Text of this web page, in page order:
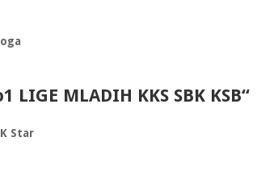
LIGE MLADIH KKS SBK KSB“
Star